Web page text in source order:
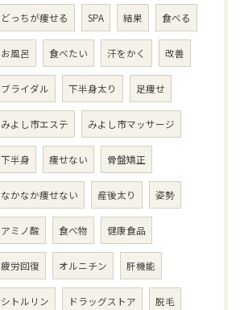
どっちが痩せる SPA 結果 食べる
お風呂 食べたい 汗をかく 改善
ブライダル 下半身太り 足痩せ
みよし市エステ みよし市マッサージ
下半身 痩せない 骨盤矯正
なかなか痩せない 産後太り 姿勢
アミノ酸 食べ物 健康食品
疲労回復 オルニチン 肝機能
シトルリン ドラッグストア 脱毛